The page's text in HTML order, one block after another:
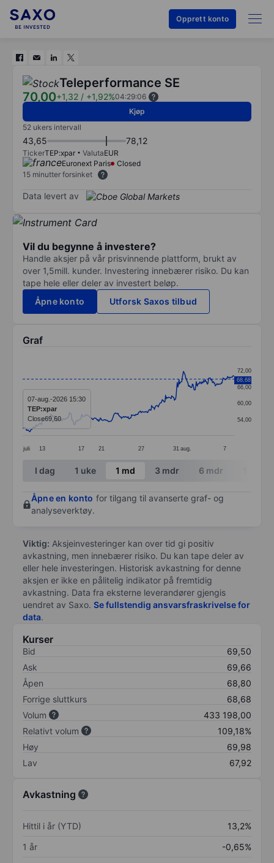
Opprett konto
Teleperformance SE
70,00+1,32 / +1,92%04:29:06
Kjøp
52 ukers intervall
43,65 78,12
TickerTEP:xpar ValutaEUR
Euronext Paris
Closed
15 minutter forsinket
Data levert av
Vil du begynne å investere?
Handle aksjer på vår prisvinnende plattform, brukt av
over 1,5mill. kunder. Investering innebærer risiko. Du kan
tape hele eller deler av investert beløp.
Åpne konto
Utforsk Saxos tilbud
Graf
Line chart with 380 data points.
The chart has 1 X axis displaying categories.
The chart has 1 Y axis displaying values. Data
juli 13 17 21 27 31 aug. 7
54,00
60,00
66,00
72,00
68,68
07-aug.-2026 15:30
TEP:xpar
Close69,60
End of interactive chart.
I dag 1 uke 1 md 3 mdr 6 mdr
Åpne en konto for tilgang til avanserte graf- og
analyseverktøy.
Viktig: Aksjeinvesteringer kan over tid gi positiv
avkastning, men innebærer risiko. Du kan tape deler av
eller hele investeringen. Historisk avkastning for denne
aksjen er ikke en pålitelig indikator på fremtidig
avkastning. Data fra eksterne leverandører gjengis
uendret av Saxo. Se fullstendig ansvarsfraskrivelse for
data.
Kurser
Bid
69,50
Ask
69,66
Åpen
68,80
Forrige sluttkurs
68,68
Volum
433 198,00
Relativt volum
109,18%
Høy
69,98
Lav
67,92
Avkastning
Hittil i år (YTD)
13,2%
1 år
-0,65%